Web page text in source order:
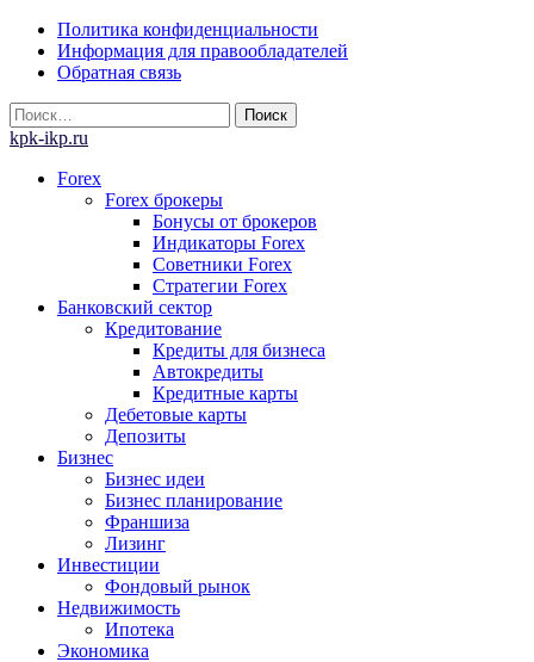
Skip
content
Политика конфиденциальности
Информация для правообладателей
Обратная связь
Найти:
kpk-ikp.ru
Forex
Forex брокеры
Бонусы от брокеров
Индикаторы Forex
Советники Forex
Стратегии Forex
Банковский сектор
Кредитование
Кредиты для бизнеса
Автокредиты
Кредитные карты
Дебетовые карты
Депозиты
Бизнес
Бизнес идеи
Бизнес планирование
Франшиза
Лизинг
Инвестиции
Фондовый рынок
Недвижимость
Ипотека
Экономика